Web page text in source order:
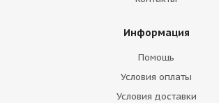
Информация
Помощь
Условия оплаты
Условия доставки